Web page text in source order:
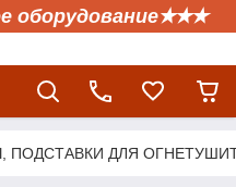
оборудование✭✭✭
ПОДСТАВКИ ДЛЯ